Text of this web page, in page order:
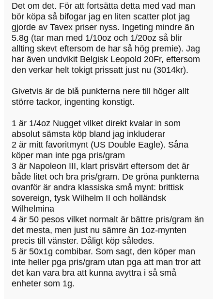
Det om det. För att fortsätta detta med vad man
bör köpa så bifogar jag en liten scatter plot jag
gjorde av Tavex priser nyss. Ingeting mindre än
5.8g (tar man med 1/10oz och 1/20oz så blir
allting skevt eftersom de har så hög premie). Jag
har även undvikit Belgisk Leopold 20Fr, eftersom
den verkar helt tokigt prissatt just nu (3014kr).
Givetvis är de blå punkterna nere till höger allt
större tackor, ingenting konstigt.
1 är 1/4oz Nugget vilket direkt kvalar in som
absolut sämsta köp bland jag inkluderar
2 är mitt favoritmynt (US Double Eagle). Såna
köper man inte pga pris/gram
3 är Napoleon III, klart prisvärt eftersom det är
både litet och bra pris/gram. De gröna punkterna
ovanför är andra klassiska små mynt: brittisk
sovereign, tysk Wilhelm II och holländsk
Wilhelmina
4 är 50 pesos vilket normalt är bättre pris/gram än
det mesta, men just nu sämre än 1oz-mynten
precis till vänster. Dåligt köp således.
5 är 50x1g combibar. Som sagt, den köper man
inte heller pga pris/gram utan pga att man tror att
det kan vara bra att kunna avyttra i så små
enheter som 1g.